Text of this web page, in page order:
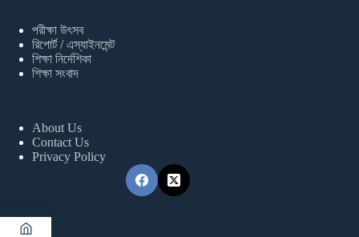
পরীক্ষা উৎসব
রিপোর্ট / এস্যাইনমেন্ট
শিক্ষা নির্দেশিকা
শিক্ষা সংবাদ
About Us
Contact Us
Privacy Policy